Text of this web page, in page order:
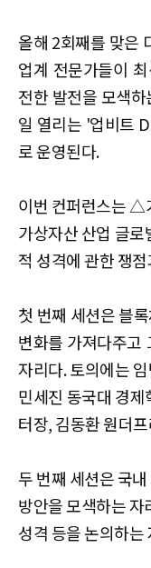
올해 2회째를 맞은
업계 전문가들이
전한 발전을 모색
일 열리는 '업비트
로 운영된다.
이번 컨퍼런스는 △
가상자산 산업 글
적 성격에 관한 쟁
첫 번째 세션은 블
변화를 가져다주고
자리다. 토의에는
민세진 동국대 경
터장, 김동환 원더
두 번째 세션은 국
방안을 모색하는 자
성격 등을 논의하는